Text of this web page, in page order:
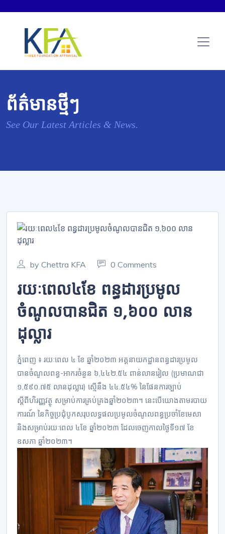
ព័ត៌មានថ្មីៗ
See Our Latest Articles & News.
by Chettra KFA 0 Comments
រយៈពេល៤ខែ ពន្ធដារប្រមូល
ចំណូលបានជិត ១,៦០០ លាន
ដុល្លារ
ភ្នំពេញ ៖ រយៈពេល ៤ ខែ ឆ្នាំ២០២៣ អគ្គនាយកដ្ឋានពន្ធដារប្រមូល
បានចំណូលពន្ធ-អាករចំនួន ៦,៤៤២.៥៤ ពាន់លានរៀល (ប្រមាណជា
១,៥៩០.៧៥ លានដុល្លារ) ស្មើនឹង ៤៤.៥៤% នៃផែនការច្បាប់
ស្តីពីហិរញ្ញវត្ថុ សម្រាប់ការគ្រប់គ្រងឆ្នាំ២០២៣។ នេះបើយោងតាមរបាយ
ការណ៍ នៃកិច្ចប្រជុំបូកសរុបលទ្ធផលប្រមូលចំណូលពន្ធប្រចាំខែមេសា
និងសម្រាប់រយៈពេល ៤ខែ ឆ្នាំ២០២៣ ដែលចេញកាលថ្ងៃទី១៧ ខែ
ឧសភា ឆ្នាំ២០២៣។